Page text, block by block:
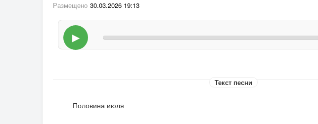
Размещено 30.03.2026 19:13
▶
Текст песни
Половина июля